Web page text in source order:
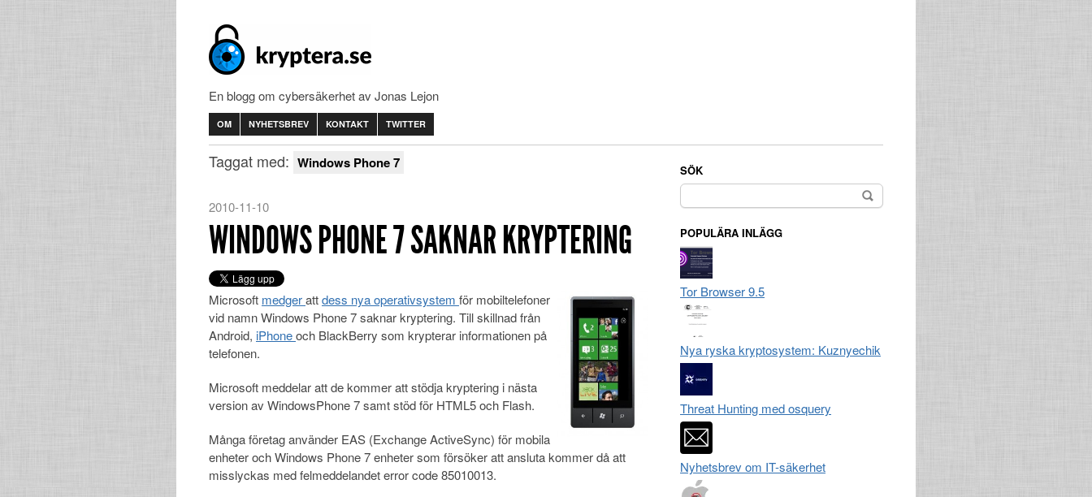
En blogg om cybersäkerhet av Jonas Lejon
OM NYHETSBREV KONTAKT TWITTER
Taggat med: Windows Phone 7
2010-11-10
WINDOWS PHONE 7 SAKNAR KRYPTERING
Microsoft medgerattdess nyaoperativsystem för mobiltelefoner
vid namn Windows Phone 7 saknar kryptering. Till skillnad från
Android, iPhoneoch BlackBerry som krypterar informationen på
telefonen.
Microsoft meddelar att de kommer att stödja kryptering i nästa
version av WindowsPhone 7 samt stöd för HTML5 och Flash.
Många företag använder EAS (Exchange ActiveSync) för mobila
enheter och Windows Phone 7 enheter som försöker att ansluta kommer då att
misslyckas med felmeddelandet error code 85010013.
SÖK
Sök
efter:
POPULÄRA INLÄGG
Tor Browser 9.5
Nya ryska kryptosystem: Kuznyechik
Threat Hunting med osquery
Nyhetsbrev om IT-säkerhet